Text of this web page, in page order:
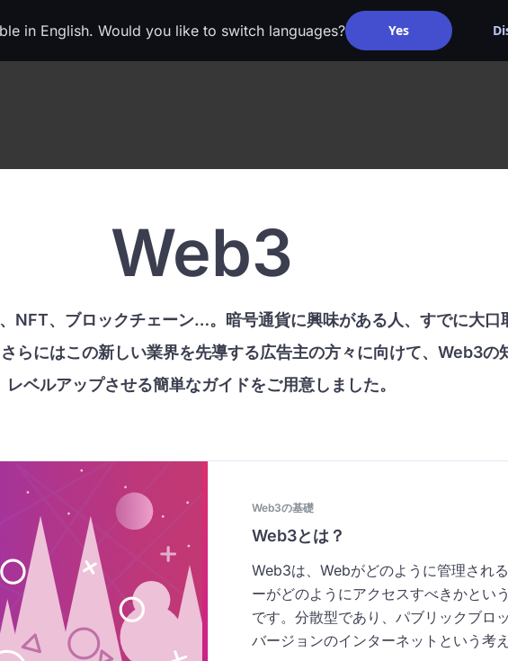
in English. Would you like to switch languages? Yes
Web3
NFT、ブロックチェーン…。暗号通貨に興味がある人、すでに大口
らにはこの新しい業界を先導する広告主の方々に向けて、Web3の
レベルアップさせる簡単なガイドをご用意しました。
Web3の基礎
Web3とは？
Web3は、Webがどのように管理され
ーがどのようにアクセスすべきかとい
です。分散型であり、パブリックブロ
バージョンのインターネットという考